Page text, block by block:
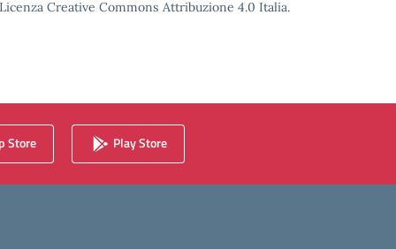
Creative Commons Attribuzione 4.0 Italia.
Store Play Store